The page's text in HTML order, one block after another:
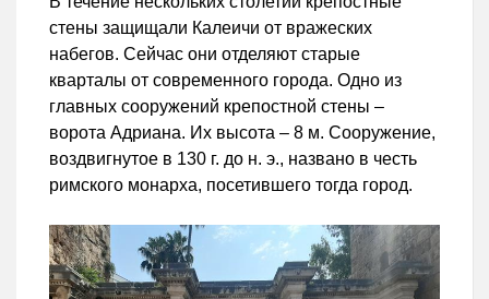
стены защищали Калеичи от вражеских
набегов. Сейчас они отделяют старые
кварталы от современного города. Одно из
главных сооружений крепостной стены –
ворота Адриана. Их высота – 8 м. Сооружение,
воздвигнутое в 130 г. до н. э., названо в честь
римского монарха, посетившего тогда город.